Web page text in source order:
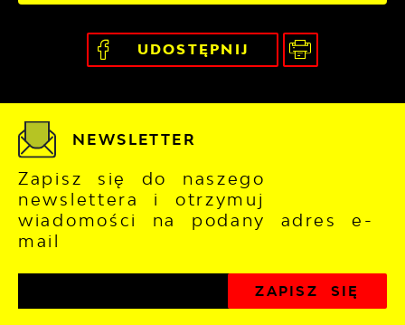
UDOSTĘPNIJ
NEWSLETTER
Zapisz się do naszego
newslettera i otrzymuj
wiadomości na podany adres e-
mail